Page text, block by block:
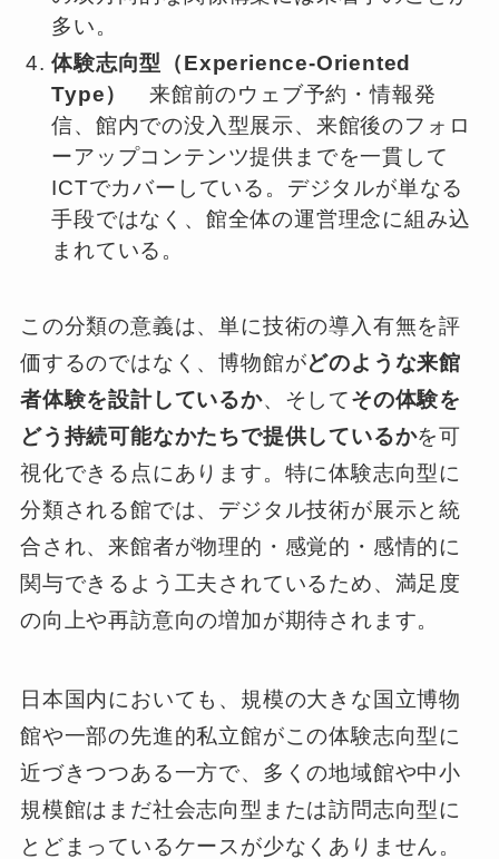
多い。
体験志向型（Experience-Oriented
Type）
来館前のウェブ予約・情報発
信、館内での没入型展示、来館後のフォロ
ーアップコンテンツ提供までを一貫して
ICTでカバーしている。デジタルが単なる
手段ではなく、館全体の運営理念に組み込
まれている。
この分類の意義は、単に技術の導入有無を評
価するのではなく、博物館がどのような来館
者体験を設計しているか、そしてその体験を
どう持続可能なかたちで提供しているかを可
視化できる点にあります。特に体験志向型に
分類される館では、デジタル技術が展示と統
合され、来館者が物理的・感覚的・感情的に
関与できるよう工夫されているため、満足度
の向上や再訪意向の増加が期待されます。
日本国内においても、規模の大きな国立博物
館や一部の先進的私立館がこの体験志向型に
近づきつつある一方で、多くの地域館や中小
規模館はまだ社会志向型または訪問志向型に
とどまっているケースが少なくありません。